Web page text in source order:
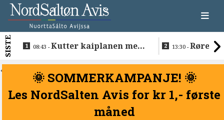
SISTE 08:43 -Kutter kaiplanen med
kroner
13:30 -
<
🌞 SOMMERKAMPANJE! 🌞
Les NordSalten Avis for kr 1,- første
måned